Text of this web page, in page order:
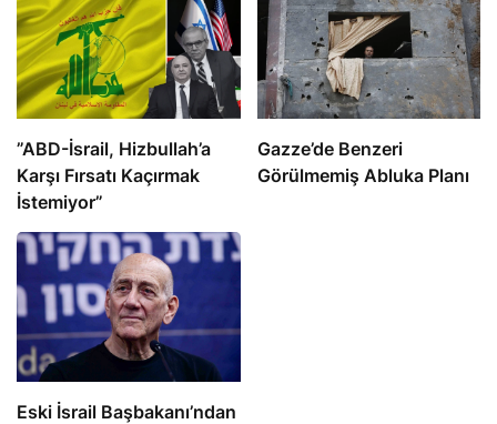
​​​​​​​”ABD-İsrail, Hizbullah’a
Karşı Fırsatı Kaçırmak
İstemiyor”
​​​​​​​Gazze’de Benzeri
Görülmemiş Abluka Planı
Eski İsrail Başbakanı’ndan